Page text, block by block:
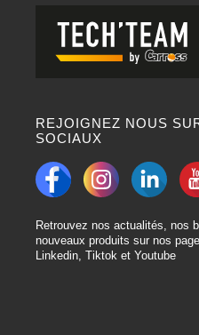
REJOIGNEZ NOUS
SOCIAUX
Retrouvez nos actualités, nos
nouveaux produits sur nos
Linkedin, Tiktok et Youtube